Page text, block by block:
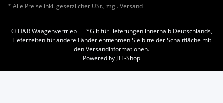
* Alle Preise inkl. gesetzlicher USt., zzgl.Versand
© H&R Waagenvertrieb
*Gilt für Lieferungen innerhalb Deutschlands,
Lieferzeiten für andere Länder entnehmen Sie bitte der Schaltfläche mit
den Versandinformationen.
Powered by JTL-Shop